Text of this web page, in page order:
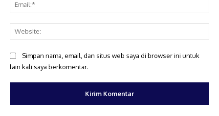
Simpan nama, email, dan situs web saya di browser ini untuk
lain kali saya berkomentar.